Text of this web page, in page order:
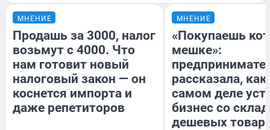
МНЕНИЕ
Продашь за 3000, налог
возьмут с 4000. Что
нам готовит новый
налоговый закон — он
коснется импорта и
даже репетиторов
МНЕНИЕ
«Покупаешь
мешке»:
рассказала, как
самом деле
бизнес со
дешевых